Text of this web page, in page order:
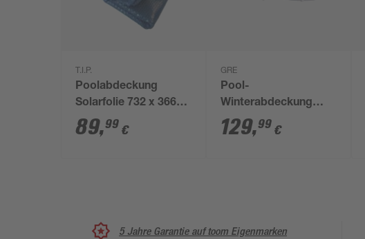
T.I.P.
Poolabdeckung
Solarfolie 732 x 366
cm blau
89,99 €
GRE
Pool-
Winterabdeckung
schwarz 410 x 610 cm
129,99 €
5 Jahre Garantie auf toom Eigenmarken